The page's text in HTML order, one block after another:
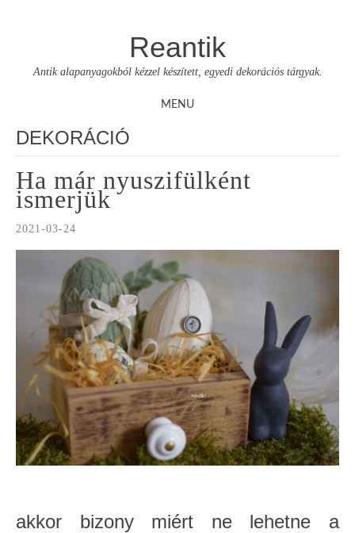
Reantik
Antik alapanyagokból kézzel készített, egyedi dekorációs tárgyak.
MENU
Skip
content
DEKORÁCIÓ
Ha már nyuszifülként
ismerjük
2021-03-24
akkor bizony miért ne lehetne a